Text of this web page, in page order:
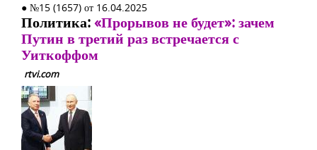
● №15 (1657) от 16.04.2025
Политика:«Прорывов не будет»: зачем
Путин в третий раз встречается с
Уиткоффом
rtvi.com